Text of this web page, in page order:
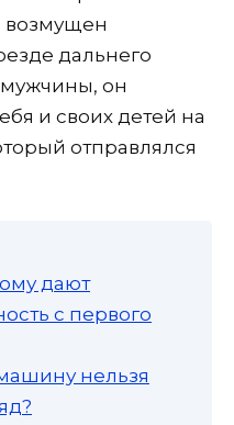
возмущен
дальнего
он
и своих детей на
отправлялся
дают
с первого
нельзя